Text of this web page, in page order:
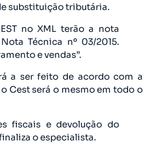
substituição tributária.
no XML terão a nota
Técnica nº 03/2015.
e vendas”.
a ser feito de acordo com a
Cest será o mesmo em todo o
fiscais e devolução do
o especialista.